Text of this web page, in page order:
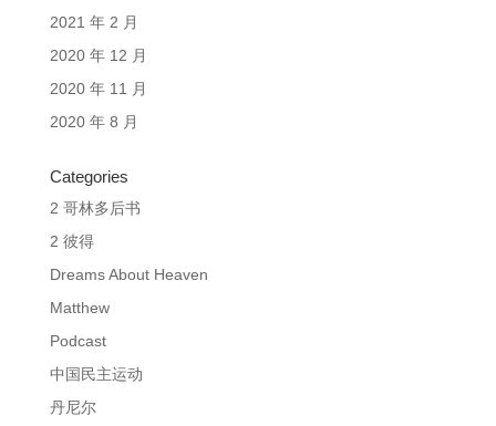
2021 年 2 月
2020 年 12 月
2020 年 11 月
2020 年 8 月
Categories
2 哥林多后书
2 彼得
Dreams About Heaven
Matthew
Podcast
中国民主运动
丹尼尔